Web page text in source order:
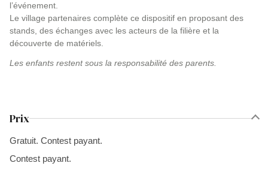
l’événement.
Le village partenaires complète ce dispositif en proposant des
stands, des échanges avec les acteurs de la filière et la
découverte de matériels.
Les enfants restent sous la responsabilité des parents.
Prix
Gratuit. Contest payant.
Contest payant.